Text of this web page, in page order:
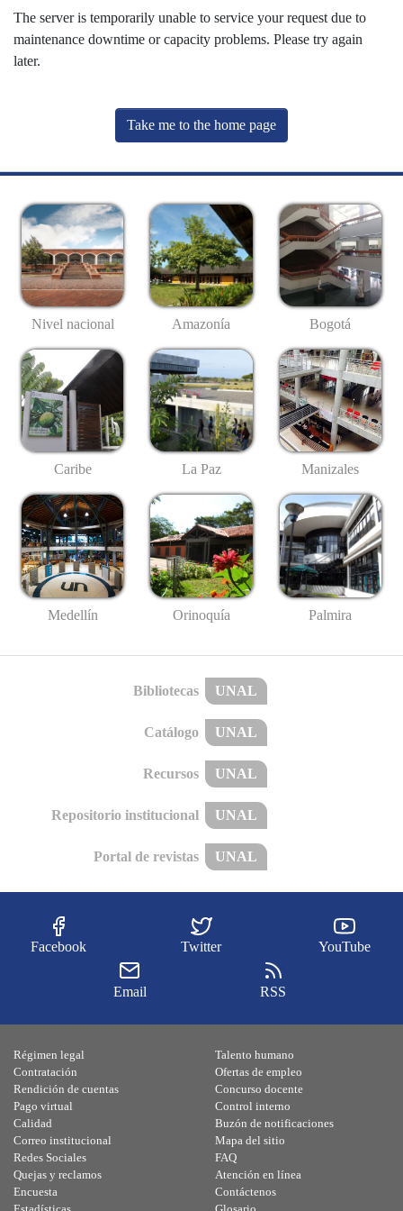
The server is temporarily unable to service your request due to
maintenance downtime or capacity problems. Please try again
later.
Take me to the home page
Nivel nacional Amazonía Bogotá
Caribe La Paz Manizales
Medellín Orinoquía Palmira
Bibliotecas UNAL
Catálogo UNAL
Recursos UNAL
Repositorio institucional UNAL
Portal de revistas UNAL
Facebook Twitter YouTube
Email RSS
Régimen legal
Contratación
Rendición de cuentas
Pago virtual
Calidad
Talento humano
Ofertas de empleo
Concurso docente
Control interno
Buzón de notificaciones
Correo institucional
Redes Sociales
Quejas y reclamos
Encuesta
Mapa del sitio
FAQ
Atención en línea
Contáctenos